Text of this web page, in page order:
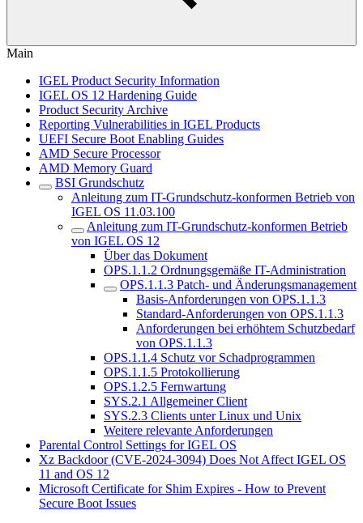
Main
IGEL Product Security Information
IGEL OS 12 Hardening Guide
Product Security Archive
Reporting Vulnerabilities in IGEL Products
UEFI Secure Boot Enabling Guides
AMD Secure Processor
AMD Memory Guard
BSI Grundschutz
Anleitung zum IT-Grundschutz-konformen Betrieb von
IGEL OS 11.03.100
Anleitung zum IT-Grundschutz-konformen Betrieb
von IGEL OS 12
Über das Dokument
OPS.1.1.2 Ordnungsgemäße IT-Administration
OPS.1.1.3 Patch- und Änderungsmanagement
Basis-Anforderungen von OPS.1.1.3
Standard-Anforderungen von OPS.1.1.3
Anforderungen bei erhöhtem Schutzbedarf
von OPS.1.1.3
OPS.1.1.4 Schutz vor Schadprogrammen
OPS.1.1.5 Protokollierung
OPS.1.2.5 Fernwartung
SYS.2.1 Allgemeiner Client
SYS.2.3 Clients unter Linux und Unix
Weitere relevante Anforderungen
Parental Control Settings for IGEL OS
Xz Backdoor (CVE-2024-3094) Does Not Affect IGEL OS
11 and OS 12
Microsoft Certificate for Shim Expires - How to Prevent
Secure Boot Issues